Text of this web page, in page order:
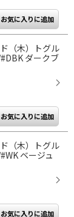
（木）トグル
ダークブ
（木）トグル
ベージュ